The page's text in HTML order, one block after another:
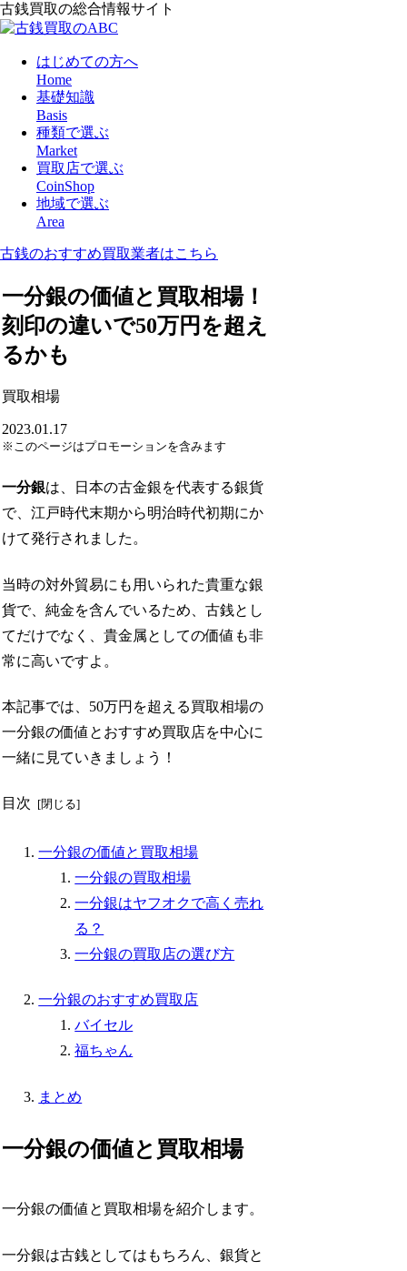
古銭買取の総合情報サイト
はじめての方へ
Home
基礎知識
Basis
種類で選ぶ
Market
買取店で選ぶ
CoinShop
地域で選ぶ
Area
古銭のおすすめ買取業者はこちら
一分銀の価値と買取相場！
刻印の違いで50万円を超え
るかも
買取相場
2023.01.17
※このページはプロモーションを含みます
一分銀は、日本の古金銀を代表する銀貨
で、江戸時代末期から明治時代初期にか
けて発行されました。
当時の対外貿易にも用いられた貴重な銀
貨で、純金を含んでいるため、古銭とし
てだけでなく、貴金属としての価値も非
常に高いですよ。
本記事では、50万円を超える買取相場の
一分銀の価値とおすすめ買取店を中心に
一緒に見ていきましょう！
目次
一分銀の価値と買取相場
一分銀の買取相場
一分銀はヤフオクで高く売れ
る？
一分銀の買取店の選び方
一分銀のおすすめ買取店
バイセル
福ちゃん
まとめ
一分銀の価値と買取相場
一分銀の価値と買取相場を紹介します。
一分銀は古銭としてはもちろん、銀貨と